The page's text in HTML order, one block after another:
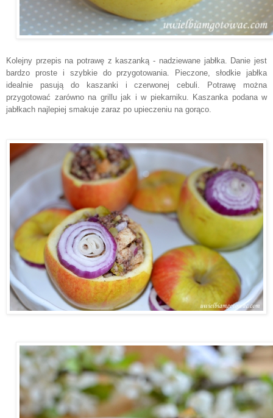
Kolejny przepis na potrawę z kaszanką - nadziewane jabłka. Danie jest
bardzo proste i szybkie do przygotowania. Pieczone, słodkie jabłka
idealnie pasują do kaszanki i czerwonej cebuli. Potrawę można
przygotować zarówno na grillu jak i w piekarniku. Kaszanka podana w
jabłkach najlepiej smakuje zaraz po upieczeniu na gorąco.